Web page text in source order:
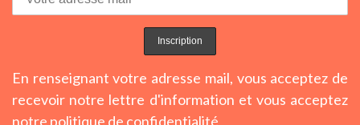
En renseignant votre adresse mail, vous acceptez de
recevoir notre lettre d'information et vous acceptez
notre politique de confidentialité